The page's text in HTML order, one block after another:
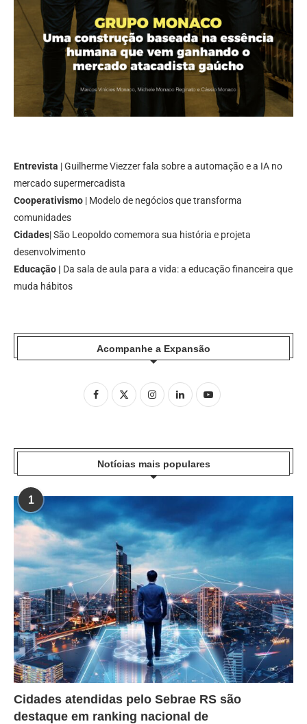
Entrevista | Guilherme Viezzer fala sobre a automação e a IA no
mercado supermercadista
Cooperativismo | Modelo de negócios que transforma
comunidades
Cidades| São Leopoldo comemora sua história e projeta
desenvolvimento
Educação | Da sala de aula para a vida: a educação financeira que
muda hábitos
Acompanhe a Expansão
Notícias mais populares
1
Cidades atendidas pelo Sebrae RS são
destaque em ranking nacional de